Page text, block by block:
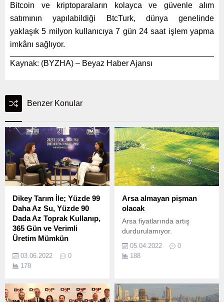
Bitcoin ve kriptoparaların kolayca ve güvenle alım
satımının yapılabildiği BtcTurk, dünya genelinde
yaklaşık5 milyon kullanıcıya 7 gün 24 saat işlem yapma
imkânı sağlıyor.
Kaynak: (BYZHA) – Beyaz Haber Ajansı
Benzer Konular
Dikey Tarım İle; Yüzde 99
Daha Az Su, Yüzde 90
Dada Az Toprak Kullanıp,
365 Gün ve Verimli
Üretim Mümkün
Genel Müdür Yardımcısı
Yusuf Kıraç, hala istediği
kullanmayan tarımda,
03.06.2022
0
178
Arsa almayan pişman
olacak
Arsa fiyatlarında artış
durdurulamıyor.
05.04.2022
0
188